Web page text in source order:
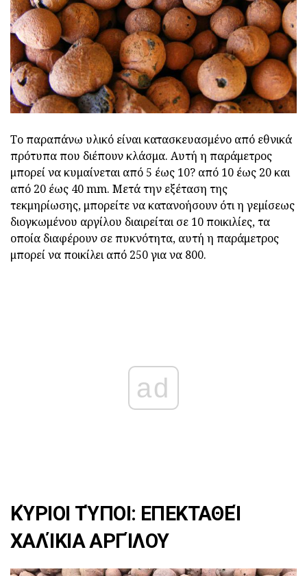
Το παραπάνω υλικό είναι κατασκευασμένο από εθνικά
πρότυπα που διέπουν κλάσμα. Αυτή η παράμετρος
μπορεί να κυμαίνεται από 5 έως 10? από 10 έως 20 και
από 20 έως 40 mm. Μετά την εξέταση της
τεκμηρίωσης, μπορείτε να κατανοήσουν ότι η γεμίσεως
διογκωμένου αργίλου διαιρείται σε 10 ποικιλίες, τα
οποία διαφέρουν σε πυκνότητα, αυτή η παράμετρος
μπορεί να ποικίλει από 250 για να 800.
ad
ΚΎΡΙΟΙ ΤΎΠΟΙ: ΕΠΕΚΤΑΘΕΊ
ΧΑΛΊΚΙΑ ΑΡΓΊΛΟΥ